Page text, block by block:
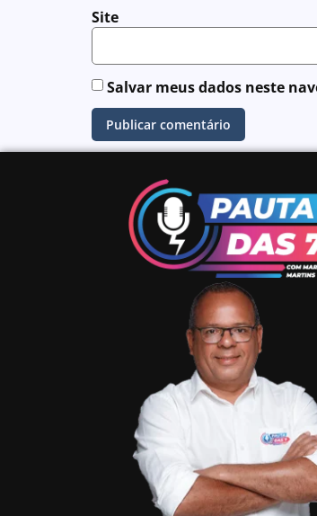
Site
Salvar meus dados neste